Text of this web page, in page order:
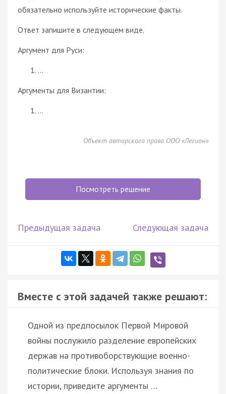
обязательно используйте исторические факты.
Ответ запишите в следующем виде.
Аргумент для Руси:
…
Аргументы для Византии:
…
Объект авторского права ООО «Легион»
Посмотреть решение
Предыдущая задача Следующая задача
Вместе с этой задачей также решают:
Одной из предпосылок Первой Мировой
войны послужило разделение европейских
держав на противоборствующие военно-
политические блоки. Используя знания по
истории, приведите аргументы …